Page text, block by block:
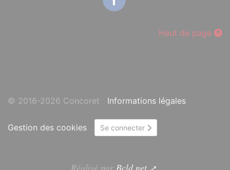
Haut de page
© 2016-2026 Concoret Informations légales
Gestion des cookies Se connecter
Réalisé par Bcld.net